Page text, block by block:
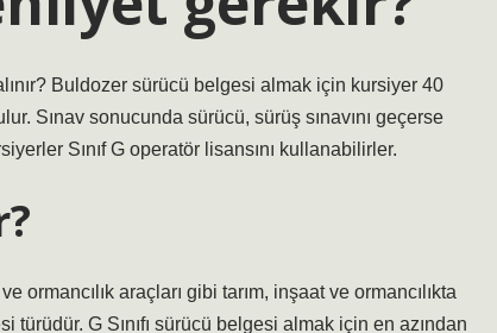
Buldozer sürücü belgesi almak için kursiyer 40
Sınav sonucunda sürücü, sürüş sınavını geçerse
Sınıf G operatör lisansını kullanabilirler.
araçları gibi tarım, inşaat ve ormancılıkta
G Sınıfı sürücü belgesi almak için en azından